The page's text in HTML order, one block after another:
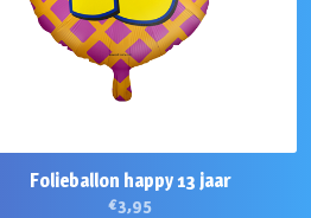
Folieballon happy 13 jaar
€3,95